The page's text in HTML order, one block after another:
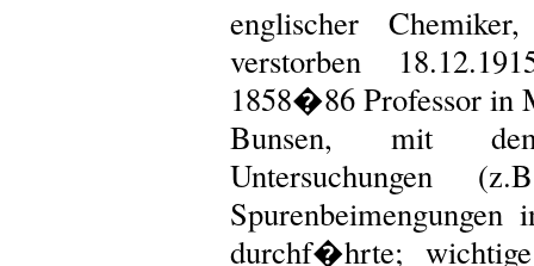
englischer
verstorben
1858�86 Professor in
Bunsen, mit
Untersuchungen
durchf�hrte;